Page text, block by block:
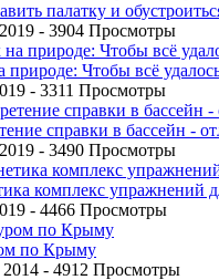
палатку и
- 3904 Просмотры
природе: Чтобы всё
- 3311 Просмотры
справки в бассейн -
- 3490 Просмотры
комплекс упражнений
- 4466 Просмотры
по Крыму
- 4912 Просмотры